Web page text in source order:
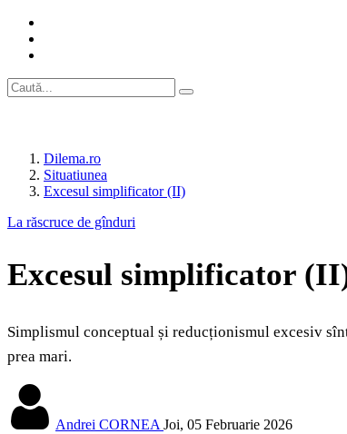
Dilema.ro
Situatiunea
Excesul simplificator (II)
La răscruce de gînduri
Excesul simplificator
Simplismul conceptual și reducționismul excesiv
prea mari.
Andrei CORNEA Joi, 05 Februarie 2026